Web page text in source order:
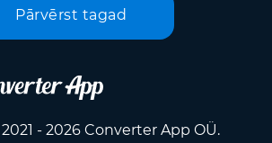
Pārvērst tagad
- 2026 Converter App OÜ.